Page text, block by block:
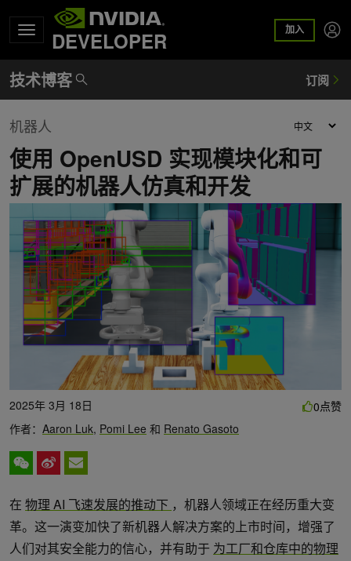
DEVELOPER 加入
机器人
使用 OpenUSD 实现模块化和可
扩展的机器人仿真和开发
2025年 3月 18日
作者： Aaron Luk, Pomi Lee 和 Renato Gasoto
0点赞
在 物理 AI 飞速发展的推动下 ，机器人领域正在经历重大变
革。这一演变加快了新机器人解决方案的上市时间，增强了
人们对其安全能力的信心，并有助于 为工厂和仓库中的物理